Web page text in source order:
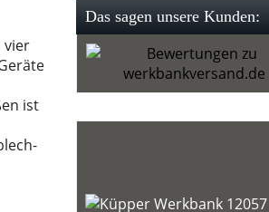
vier
ist
Das sagen unsere Kunden: